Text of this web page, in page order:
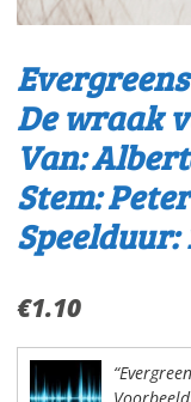
De wraak
Van:
Stem:
Speelduur:
€1.10
Voorbeeld